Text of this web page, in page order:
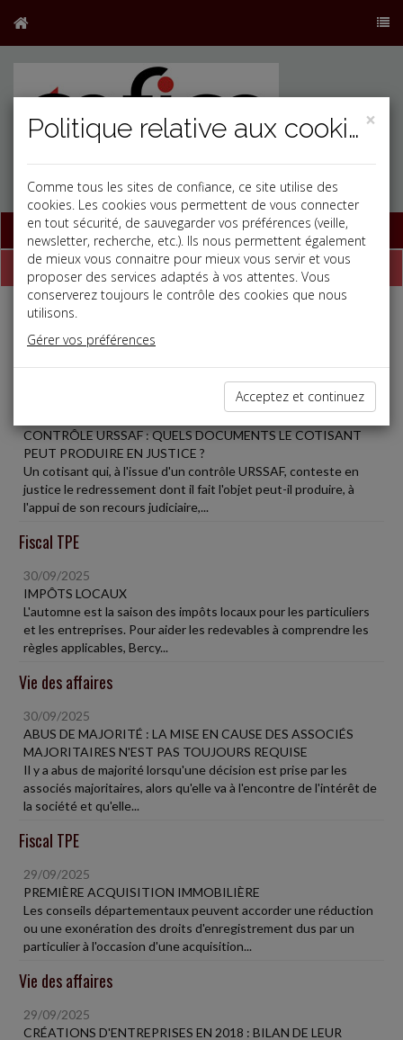
Base documentaire
Dépêches
Liste des dernières dépêches
CONTRÔLE URSSAF : QUELS DOCUMENTS LE COTISANT
PEUT PRODUIRE EN JUSTICE ?
Un cotisant qui, à l'issue d'un contrôle URSSAF, conteste en
justice le redressement dont il fait l'objet peut-il produire, à
l'appui de son recours judiciaire,...
Fiscal TPE
30/09/2025
IMPÔTS LOCAUX
L'automne est la saison des impôts locaux pour les particuliers
et les entreprises. Pour aider les redevables à comprendre les
règles applicables, Bercy...
Vie des affaires
30/09/2025
ABUS DE MAJORITÉ : LA MISE EN CAUSE DES ASSOCIÉS
MAJORITAIRES N'EST PAS TOUJOURS REQUISE
Il y a abus de majorité lorsqu'une décision est prise par les
associés majoritaires, alors qu'elle va à l'encontre de l'intérêt de
la société et qu'elle...
Fiscal TPE
29/09/2025
PREMIÈRE ACQUISITION IMMOBILIÈRE
Les conseils départementaux peuvent accorder une réduction
ou une exonération des droits d'enregistrement dus par un
particulier à l'occasion d'une acquisition...
Vie des affaires
29/09/2025
CRÉATIONS D'ENTREPRISES EN 2018 : BILAN DE LEUR
×
Politique relative aux cookies
Comme tous les sites de confiance, ce site utilise des
cookies. Les cookies vous permettent de vous connecter
en tout sécurité, de sauvegarder vos préférences (veille,
newsletter, recherche, etc.). Ils nous permettent également
de mieux vous connaitre pour mieux vous servir et vous
proposer des services adaptés à vos attentes. Vous
conserverez toujours le contrôle des cookies que nous
utilisons.
Gérer vos préférences
Acceptez et continuez